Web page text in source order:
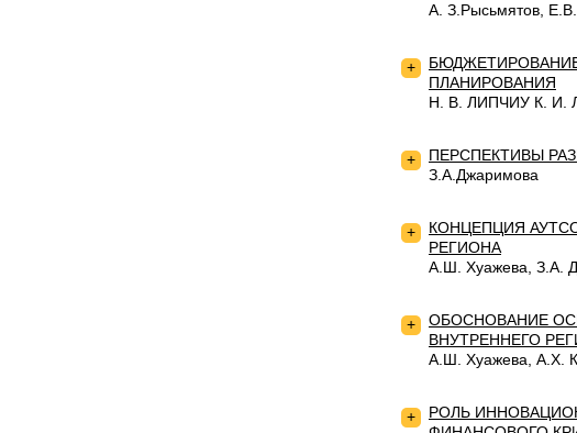
А. З.Рысьмятов,
+
ПЛАНИРОВАНИЯ
Н. В. ЛИПЧИУ К. И.
+ ПЕРСПЕКТИВЫ
З.А.Джаримова
+
КОНЦЕПЦИЯ
РЕГИОНА
А.Ш. Хуажева, З.А.
+
ОБОСНОВАНИЕ
ВНУТРЕННЕГО
А.Ш. Хуажева, А.Х.
+
РОЛЬ